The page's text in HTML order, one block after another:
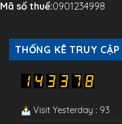
Mã số thuế:0901234998
THỐNG KÊ TRUY CẬP
Visit Yesterday : 93